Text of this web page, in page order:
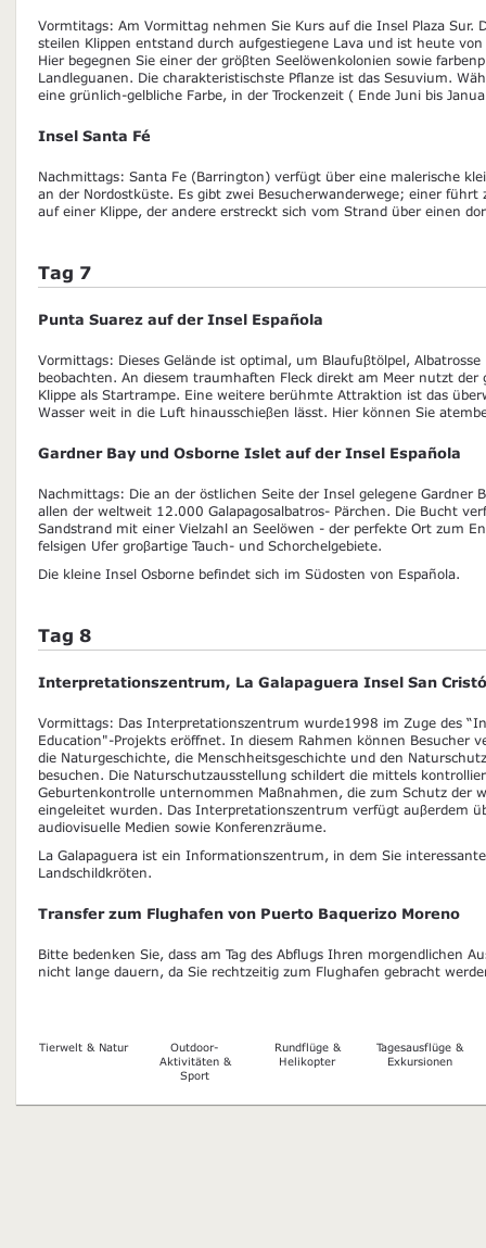
Vormtitags: Am Vormittag nehmen Sie Kurs auf die Insel Plaza Sur.
steilen Klippen entstand durch aufgestiegene Lava und ist heute
Hier begegnen Sie einer der gröβten Seelöwenkolonien sowie
Landleguanen. Die charakteristischste Pflanze ist das Sesuvium.
eine grünlich-gelbliche Farbe, in der Trockenzeit ( Ende Juni bis
Insel Santa Fé
Nachmittags: Santa Fe (Barrington) verfügt über eine malerische
an der Nordostküste. Es gibt zwei Besucherwanderwege; einer führt
auf einer Klippe, der andere erstreckt sich vom Strand über einen
Tag 7
Punta Suarez auf der Insel Española
Vormittags: Dieses Gelände ist optimal, um Blaufuβtölpel, Albatrosse
beobachten. An diesem traumhaften Fleck direkt am Meer nutzt der
Klippe als Startrampe. Eine weitere berühmte Attraktion ist das
Wasser weit in die Luft hinausschieβen lässt. Hier können Sie
Gardner Bay und Osborne Islet auf der Insel Española
Nachmittags: Die an der östlichen Seite der Insel gelegene Gardner
allen der weltweit 12.000 Galapagosalbatros- Pärchen. Die Bucht
Sandstrand mit einer Vielzahl an Seelöwen - der perfekte Ort zum
felsigen Ufer groβartige Tauch- und Schorchelgebiete.
Die kleine Insel Osborne befindet sich im Südosten von Española.
Tag 8
Interpretationszentrum, La Galapaguera Insel San
Vormittags: Das Interpretationszentrum wurde1998 im Zuge des
Education"-Projekts eröffnet. In diesem Rahmen können Besucher
die Naturgeschichte, die Menschheitsgeschichte und den
besuchen. Die Naturschutzausstellung schildert die mittels
Geburtenkontrolle unternommen Maßnahmen, die zum Schutz der
eingeleitet wurden. Das Interpretationszentrum verfügt auβerdem
audiovisuelle Medien sowie Konferenzräume.
La Galapaguera ist ein Informationszentrum, in dem Sie
Landschildkröten.
Transfer zum Flughafen von Puerto Baquerizo Moreno
Bitte bedenken Sie, dass am Tag des Abflugs Ihren morgendlichen
nicht lange dauern, da Sie rechtzeitig zum Flughafen gebracht
Tierwelt & Natur
Outdoor-
Aktivitäten &
Sport
Rundflüge &
Helikopter
Tagesausflüge &
Exkursionen